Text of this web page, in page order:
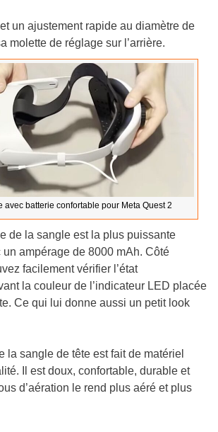
un ajustement rapide au diamètre de
molette de réglage sur l’arrière.
avec batterie confortable pour Meta Quest 2
de la sangle est la plus puissante
ampérage de 8000 mAh. Côté
facilement vérifier l’état
la couleur de l’indicateur LED placée
Ce qui lui donne aussi un petit look
la sangle de tête est fait de matériel
Il est doux, confortable, durable et
d’aération le rend plus aéré et plus